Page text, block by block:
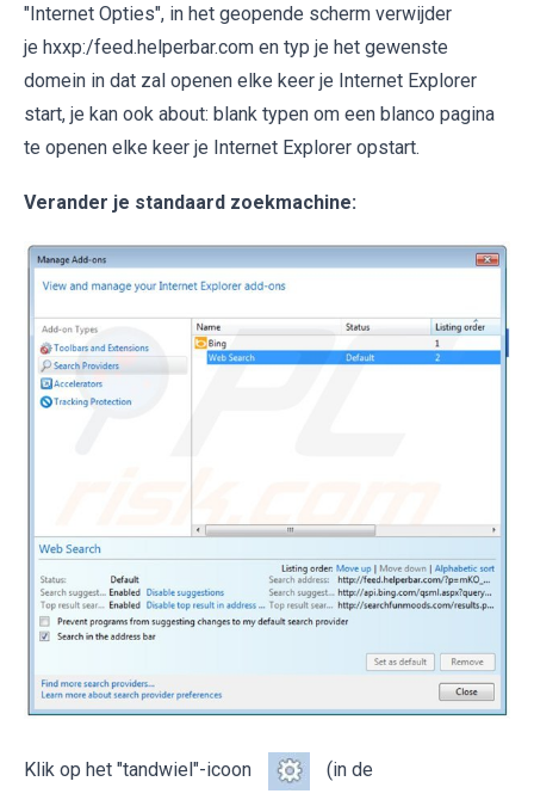
"Internet Opties", in het geopende scherm verwijder
je hxxp:/feed.helperbar.com en typ je het gewenste
domein in dat zal openen elke keer je Internet Explorer
start, je kan ook about: blank typen om een blanco pagina
te openen elke keer je Internet Explorer opstart.
Verander je standaard zoekmachine:
Klik op het "tandwiel"-icoon (in de